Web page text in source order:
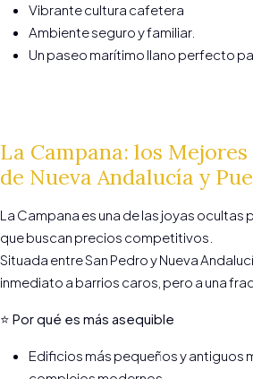
Vibrante cultura cafetera
Ambiente seguro y familiar.
Un paseo marítimo llano perfecto
La Campana: los
de Nueva Andalucía y
La Campana es una de las joyas
que buscan precios competitivos.
Situada entre San Pedro y Nueva
inmediato a barrios caros, pero a una
⭐ Por qué es más asequible
Edificios más pequeños y antiguos